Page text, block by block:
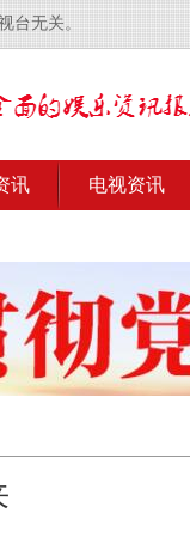
台无关。
讯 电视资讯